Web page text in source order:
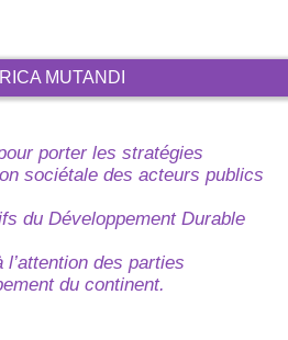
porter les stratégies
sociétale des acteurs publics
du Développement Durable
des parties
du continent.